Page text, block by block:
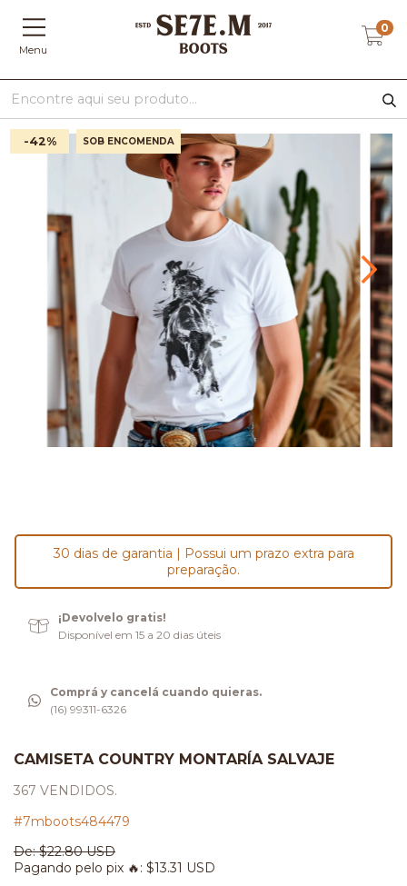
Menu
0
-42% SOB ENCOMENDA
30 dias de garantia | Possui um prazo extra para
preparação.
¡Devolvelo gratis!
Disponível em 15 a 20 dias úteis
Comprá y cancelá cuando quieras.
(16) 99311-6326
CAMISETA COUNTRY MONTARÍA SALVAJE
367 VENDIDOS.
#7mboots484479
De:$22.80 USD
Pagando pelo pix 🔥: $13.31 USD